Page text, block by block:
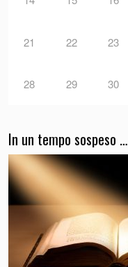
21 22 23
28 29 30
In un tempo sospeso …